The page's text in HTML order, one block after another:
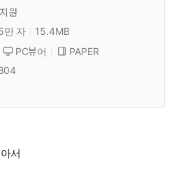
지원
만 자
15.4MB
PC뷰어
PAPER
서